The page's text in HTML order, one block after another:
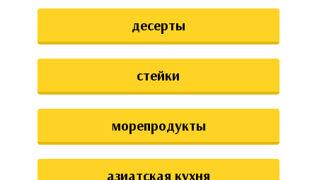
десерты
стейки
морепродукты
азиатская кухня